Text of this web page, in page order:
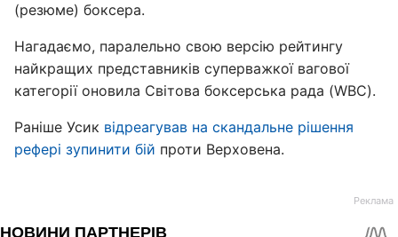
(резюме) боксера.
Нагадаємо, паралельно свою версію рейтингу
найкращих представників суперважкої вагової
категорії оновила Світова боксерська рада (WBC).
Раніше Усик відреагував на скандальне рішення
рефері зупинити бій проти Верховена.